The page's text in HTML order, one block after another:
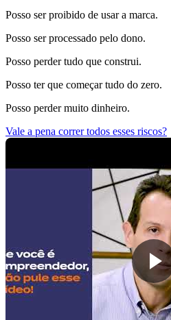
Posso ser proibido de usar a marca.
Posso ser processado pelo dono.
Posso perder tudo que construi.
Posso ter que começar tudo do zero.
Posso perder muito dinheiro.
Vale a pena correr todos esses riscos?